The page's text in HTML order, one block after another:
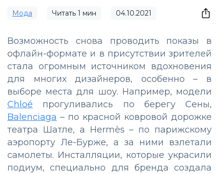
Мода Читать 1 мин 04.10.2021
Возможность снова проводить показы в
офлайн-формате и в присутствии зрителей
стала огромным источником вдохновения
для многих дизайнеров, особенно – в
выборе места для шоу. Например, модели
Chloé прогуливались по берегу Сены,
Balenciaga – по красной ковровой дорожке
театра Шатле, а Hermès – по парижскому
аэропорту Ле-Бурже, а за ними взлетали
самолеты. Инсталляции, которые украсили
подиум, специально для бренда создала